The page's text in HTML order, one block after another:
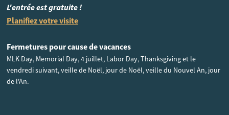
L'entrée est gratuite !
Planifiez votre visite
Fermetures pour cause de vacances
MLK Day, Memorial Day, 4 juillet, Labor Day, Thanksgiving et le
vendredi suivant, veille de Noël, jour de Noël, veille du Nouvel An, jour
de l'An.